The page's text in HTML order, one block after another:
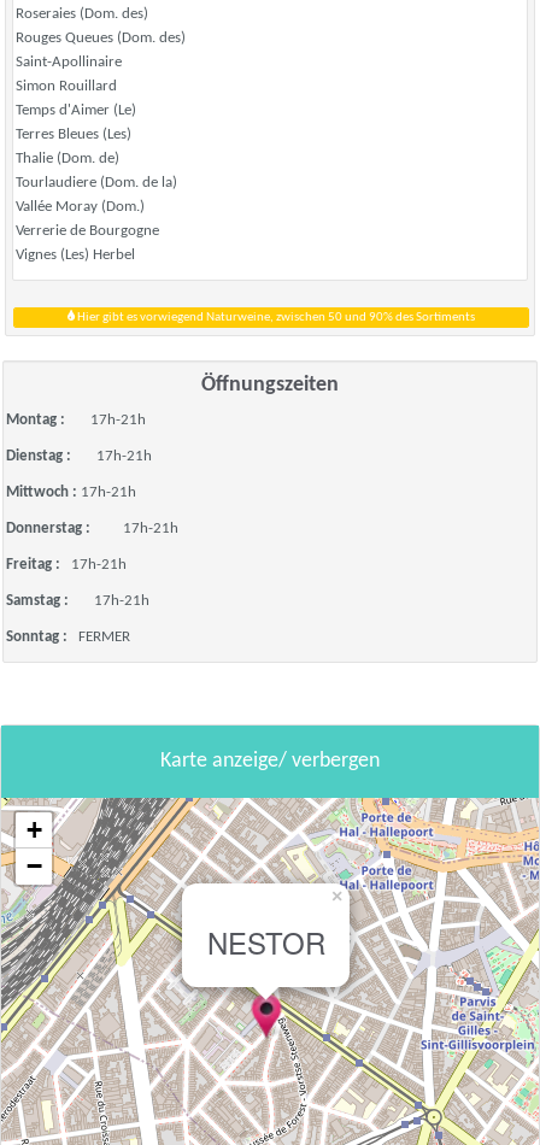
Roseraies (Dom. des)
Rouges Queues (Dom. des)
Saint-Apollinaire
Simon Rouillard
Temps d'Aimer (Le)
Terres Bleues (Les)
Thalie (Dom. de)
Tourlaudiere (Dom. de la)
Vallée Moray (Dom.)
Verrerie de Bourgogne
Vignes (Les) Herbel
Hier gibt es vorwiegend Naturweine, zwischen 50 und 90% des Sortiments
Öffnungszeiten
Montag : 17h-21h
Dienstag : 17h-21h
Mittwoch : 17h-21h
Donnerstag : 17h-21h
Freitag : 17h-21h
Samstag : 17h-21h
Sonntag : FERMER
Karte anzeige/ verbergen
NESTOR
×
+
−